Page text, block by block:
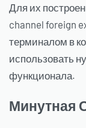
Для их
channel foreign
терминалом в
использовать
функционала.
Минутная